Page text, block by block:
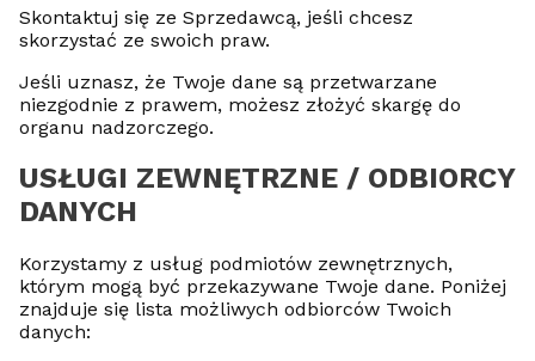
Skontaktuj się ze Sprzedawcą, jeśli chcesz
skorzystać ze swoich praw.
Jeśli uznasz, że Twoje dane są przetwarzane
niezgodnie z prawem, możesz złożyć skargę do
organu nadzorczego.
USŁUGI ZEWNĘTRZNE / ODBIORCY
DANYCH
Korzystamy z usług podmiotów zewnętrznych,
którym mogą być przekazywane Twoje dane. Poniżej
znajduje się lista możliwych odbiorców Twoich
danych: